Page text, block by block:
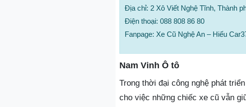
Địa chỉ: 2 Xô Viết Nghệ Tĩnh, Thành
Điện thoại: 088 808 86 80
Fanpage: Xe Cũ Nghệ An – Hiếu
Nam Vinh Ô tô
Trong thời đại công nghệ phát
cho việc những chiếc xe cũ vẫn